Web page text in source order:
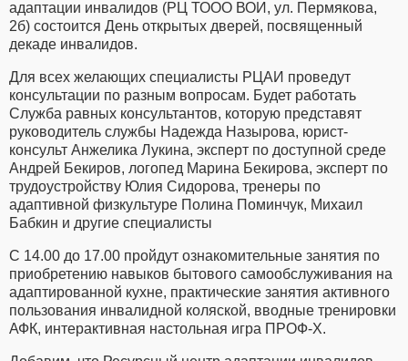
адаптации инвалидов (РЦ ТООО ВОИ, ул. Пермякова,
2б) состоится День открытых дверей, посвященный
декаде инвалидов.
Для всех желающих специалисты РЦАИ проведут
консультации по разным вопросам. Будет работать
Служба равных консультантов, которую представят
руководитель службы Надежда Назырова, юрист-
консульт Анжелика Лукина, эксперт по доступной среде
Андрей Бекиров, логопед Марина Бекирова, эксперт по
трудоустройству Юлия Сидорова, тренеры по
адаптивной физкультуре Полина Поминчук, Михаил
Бабкин и другие специалисты
С 14.00 до 17.00 пройдут ознакомительные занятия по
приобретению навыков бытового самообслуживания на
адаптированной кухне, практические занятия активного
пользования инвалидной коляской, вводные тренировки
АФК, интерактивная настольная игра ПРОФ-Х.